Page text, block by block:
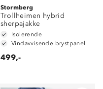
Stormberg
Trollheimen hybrid
sherpajakke
Isolerende
Vindavvisende brystpanel
499,-